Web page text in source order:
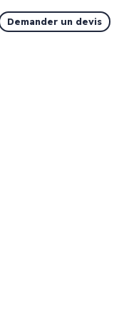
Demander un devis